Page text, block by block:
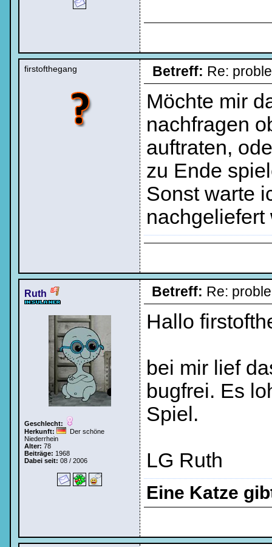
firstofthegang Betreff: Re:
Möchte mir
nachfragen
auftraten,
zu Ende
Sonst warte
nachgeliefert
Ruth
Geschlecht:
Herkunft:
Der schöne
Niederrhein
Alter: 78
Beiträge: 1968
Dabei seit: 08 / 2006
Betreff: Re:
Hallo
bei mir lief
bugfrei. Es
Spiel.
LG Ruth
Eine Katze